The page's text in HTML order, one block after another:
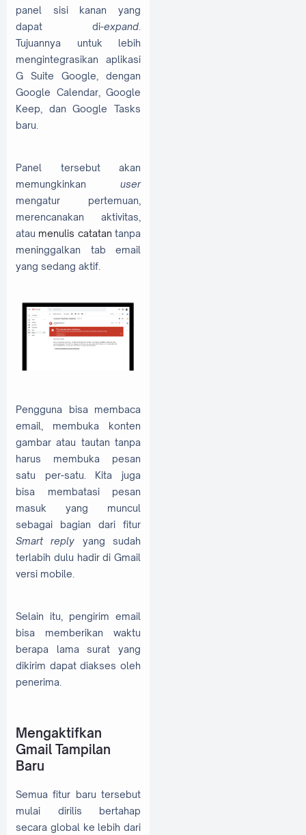
panel sisi kanan yang
dapat di-expand
Tujuannya untuk lebih
mengintegrasikan aplikasi
G Suite Google, dengan
Google Calendar, Google
Keep, dan Google Tasks
baru.
Panel tersebut akan
memungkinkan user
mengatur pertemuan,
merencanakan aktivitas,
atau menulis catatan tanpa
meninggalkan tab email
yang sedang aktif.
Pengguna bisa membaca
email, membuka konten
gambar atau tautan tanpa
harus membuka pesan
satu per-satu. Kita juga
bisa membatasi pesan
masuk yang muncul
sebagai bagian dari fitur
Smart reply yang sudah
terlabih dulu hadir di Gmail
versi mobile.
Selain itu, pengirim email
bisa memberikan waktu
berapa lama surat yang
dikirim dapat diakses oleh
penerima.
Mengaktifkan
Gmail Tampilan
Baru
Semua fitur baru tersebut
mulai dirilis bertahap
secara global ke lebih dari